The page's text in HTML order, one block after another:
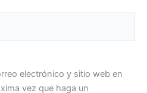
electrónico y sitio web en
vez que haga un